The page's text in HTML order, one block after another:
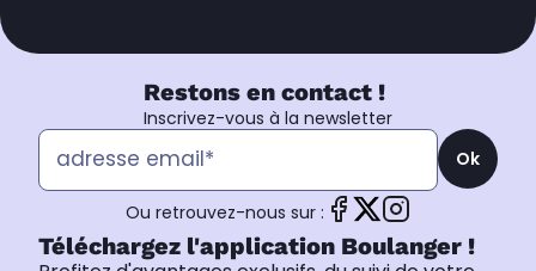
Restons en contact !
Inscrivez-vous à la newsletter
Ok
Ou retrouvez-nous sur :
Téléchargez l'application Boulanger !